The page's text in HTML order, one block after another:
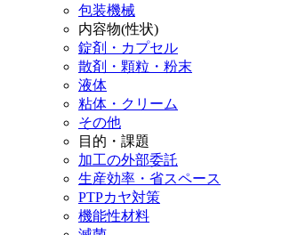
包装機械
内容物(性状)
錠剤・カプセル
散剤・顆粒・粉末
液体
粘体・クリーム
その他
目的・課題
加工の外部委託
生産効率・省スペース
PTPカヤ対策
機能性材料